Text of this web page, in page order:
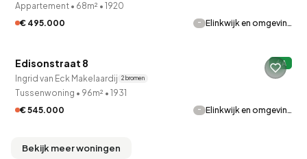
Appartement • 68m² • 1920
€ 495.000
- Elinkwijk en omgevin…
QUICKLANE™
Edisonstraat 8 A
Ingrid van Eck Makelaardij 2 bronnen
Tussenwoning • 96m² • 1931
€ 545.000
- Elinkwijk en omgevin…
Bekijk meer woningen